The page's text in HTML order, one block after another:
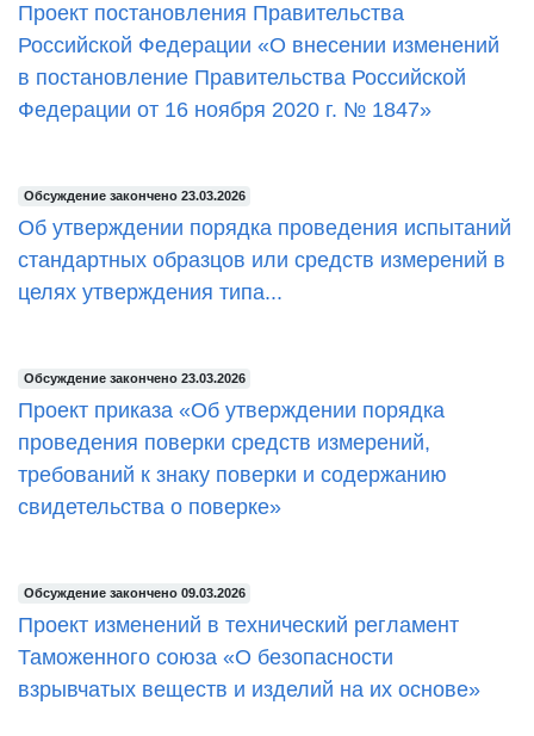
Проект постановления Правительства
Российской Федерации «О внесении изменений
в постановление Правительства Российской
Федерации от 16 ноября 2020 г. № 1847»
Обсуждение закончено 23.03.2026
Об утверждении порядка проведения испытаний
стандартных образцов или средств измерений в
целях утверждения типа...
Обсуждение закончено 23.03.2026
Проект приказа «Об утверждении порядка
проведения поверки средств измерений,
требований к знаку поверки и содержанию
свидетельства о поверке»
Обсуждение закончено 09.03.2026
Проект изменений в технический регламент
Таможенного союза «О безопасности
взрывчатых веществ и изделий на их основе»